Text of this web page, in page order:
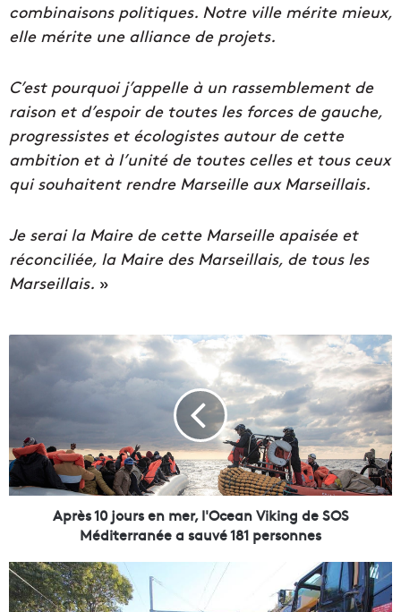
combinaisons politiques. Notre ville mérite mieux,
elle mérite une alliance de projets.
C’est pourquoi j’appelle à un rassemblement de
raison et d’espoir de toutes les forces de gauche,
progressistes et écologistes autour de cette
ambition et à l’unité de toutes celles et tous ceux
qui souhaitent rendre Marseille aux Marseillais.
Je serai la Maire de cette Marseille apaisée et
réconciliée, la Maire des Marseillais, de tous les
Marseillais. »
A
1
0
j
o
e
n
m
Après 10 jours en mer, l'Ocean Viking de SOS
Méditerranée a sauvé 181 personnes
G
a
r